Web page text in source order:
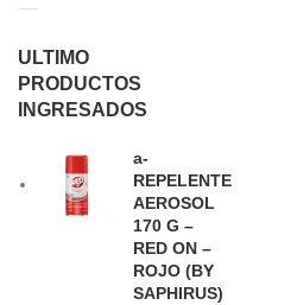
ULTIMO
PRODUCTOS
INGRESADOS
a-
REPELENTE
AEROSOL
170 G –
RED ON –
ROJO (BY
SAPHIRUS)